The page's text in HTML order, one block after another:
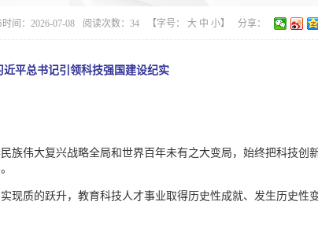
间：2026-07-08 阅读次数： 34 【字号： 大 中 小】 分享：
平总书记引领科技强国建设纪实
族伟大复兴战略全局和世界百年未有之大变局，始终把科技创
现质的跃升，教育科技人才事业取得历史性成就、发生历史性